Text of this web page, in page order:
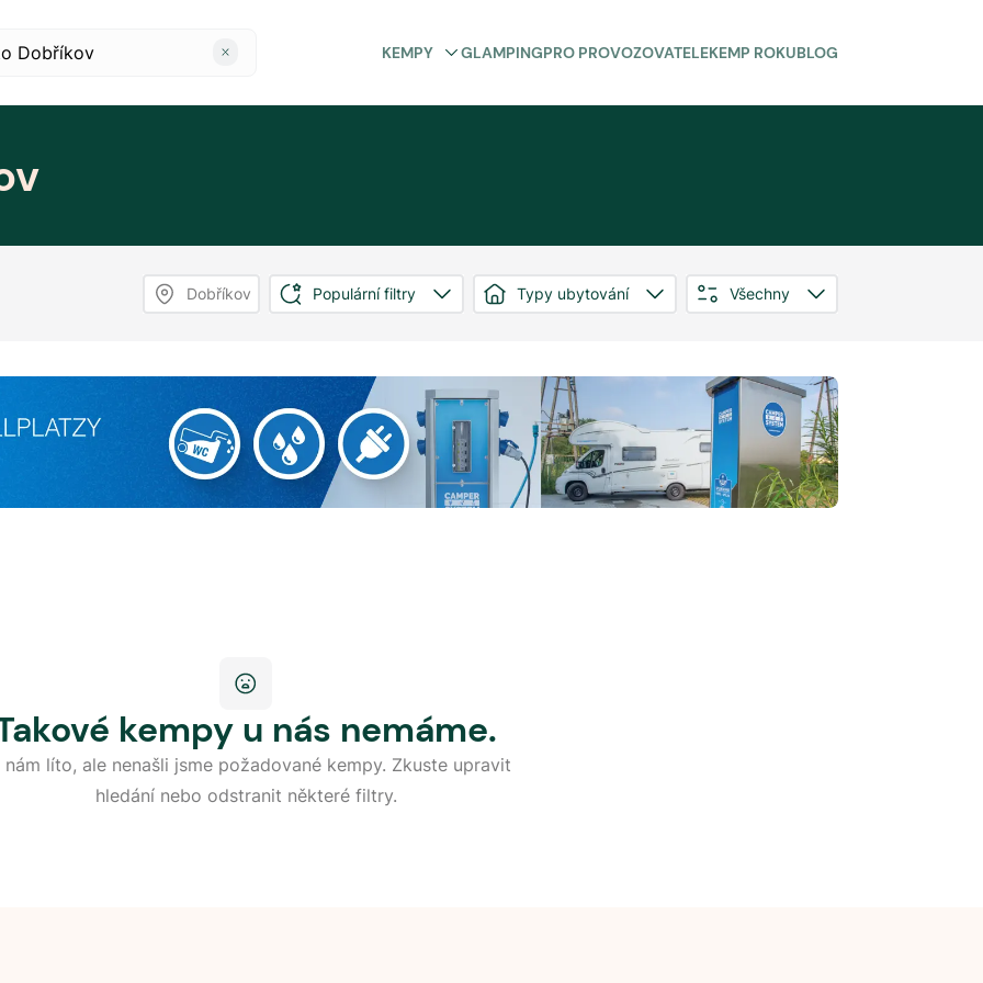
KEMPY GLAMPINGPRO PROVOZOVATELEKEMP ROKUBLOG
Dobříkov Populární filtry Typy ubytování Všechny
kempy u nás nemáme.
nám líto, ale nenašli jsme požadované kempy. Zkuste upravit
hledání nebo odstranit některé filtry.